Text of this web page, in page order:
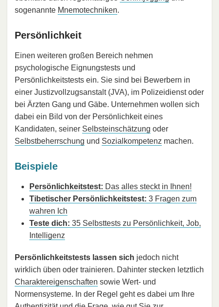
sogenannte Mnemotechniken.
Persönlichkeit
Einen weiteren großen Bereich nehmen
psychologische Eignungstests und
Persönlichkeitstests ein. Sie sind bei Bewerbern in
einer Justizvollzugsanstalt (JVA), im Polizeidienst oder
bei Ärzten Gang und Gäbe. Unternehmen wollen sich
dabei ein Bild von der Persönlichkeit eines
Kandidaten, seiner Selbsteinschätzung oder
Selbstbeherrschung und Sozialkompetenz machen.
Beispiele
Persönlichkeitstest: Das alles steckt in Ihnen!
Tibetischer Persönlichkeitstest: 3 Fragen zum
wahren Ich
Teste dich: 35 Selbsttests zu Persönlichkeit, Job,
Intelligenz
Persönlichkeitstests lassen sich jedoch nicht
wirklich üben oder trainieren. Dahinter stecken letztlich
Charaktereigenschaften sowie Wert- und
Normensysteme. In der Regel geht es dabei um Ihre